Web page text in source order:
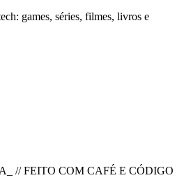
games, séries, filmes, livros e
// FEITO COM CAFÉ E CÓDIGO